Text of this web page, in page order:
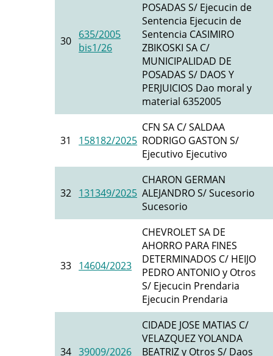
30
635/2005
bis1/26
POSADAS S/ Ejecucin de
Sentencia Ejecucin de
Sentencia CASIMIRO
ZBIKOSKI SA C/
MUNICIPALIDAD DE
POSADAS S/ DAOS Y
PERJUICIOS Dao moral y
material 6352005
31 158182/2025
CFN SA C/ SALDAA
RODRIGO GASTON S/
Ejecutivo Ejecutivo
32 131349/2025
CHARON GERMAN
ALEJANDRO S/ Sucesorio
Sucesorio
33 14604/2023
CHEVROLET SA DE
AHORRO PARA FINES
DETERMINADOS C/ HEIJO
PEDRO ANTONIO y Otros
S/ Ejecucin Prendaria
Ejecucin Prendaria
34 39009/2026
CIDADE JOSE MATIAS C/
VELAZQUEZ YOLANDA
BEATRIZ y Otros S/ Daos